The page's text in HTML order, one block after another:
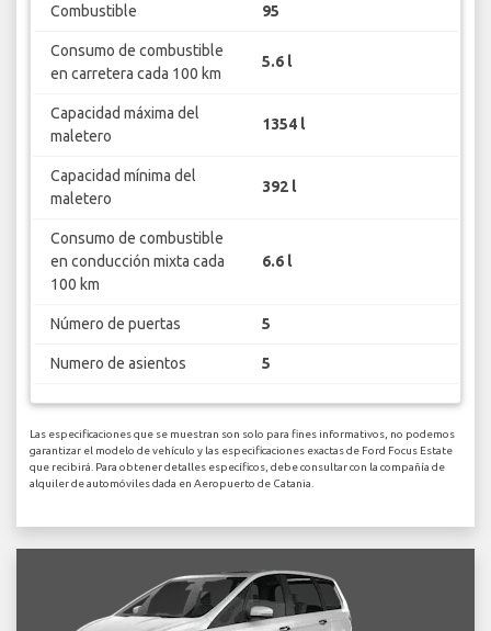
Combustible 95
Consumo de combustible
en carretera cada 100 km
5.6 l
Capacidad máxima del
maletero
1354 l
Capacidad mínima del
maletero
392 l
Consumo de combustible
en conducción mixta cada
100 km
6.6 l
Número de puertas 5
Numero de asientos 5
Las especificaciones que se muestran son solo para fines informativos, no podemos
garantizar el modelo de vehículo y las especificaciones exactas de Ford Focus Estate
que recibirá. Para obtener detalles específicos, debe consultar con la compañía de
alquiler de automóviles dada en Aeropuerto de Catania.